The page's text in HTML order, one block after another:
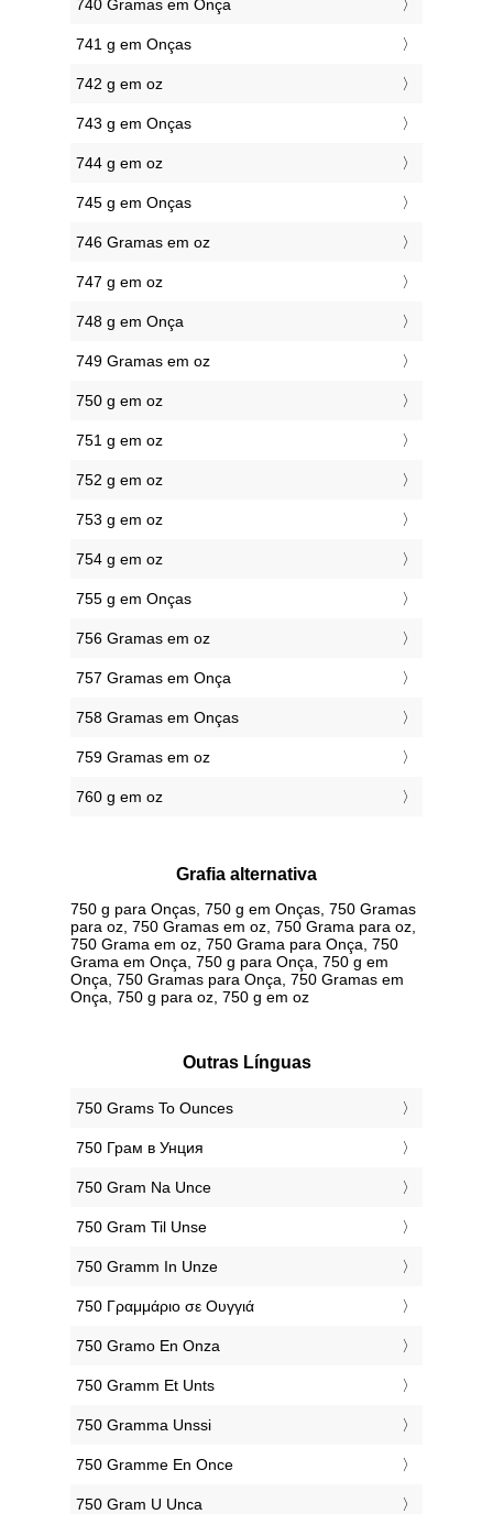
740 Gramas em Onça
741 g em Onças
742 g em oz
743 g em Onças
744 g em oz
745 g em Onças
746 Gramas em oz
747 g em oz
748 g em Onça
749 Gramas em oz
750 g em oz
751 g em oz
752 g em oz
753 g em oz
754 g em oz
755 g em Onças
756 Gramas em oz
757 Gramas em Onça
758 Gramas em Onças
759 Gramas em oz
760 g em oz
Grafia alternativa
750 g para Onças, 750 g em Onças, 750 Gramas
para oz, 750 Gramas em oz, 750 Grama para oz,
750 Grama em oz, 750 Grama para Onça, 750
Grama em Onça, 750 g para Onça, 750 g em
Onça, 750 Gramas para Onça, 750 Gramas em
Onça, 750 g para oz, 750 g em oz
Outras Línguas
‎750 Grams To Ounces
‎750 Грам в Унция
‎750 Gram Na Unce
‎750 Gram Til Unse
‎750 Gramm In Unze
‎750 Γραμμάριο σε Ουγγιά
‎750 Gramo En Onza
‎750 Gramm Et Unts
‎750 Gramma Unssi
‎750 Gramme En Once
‎750 Gram U Unca